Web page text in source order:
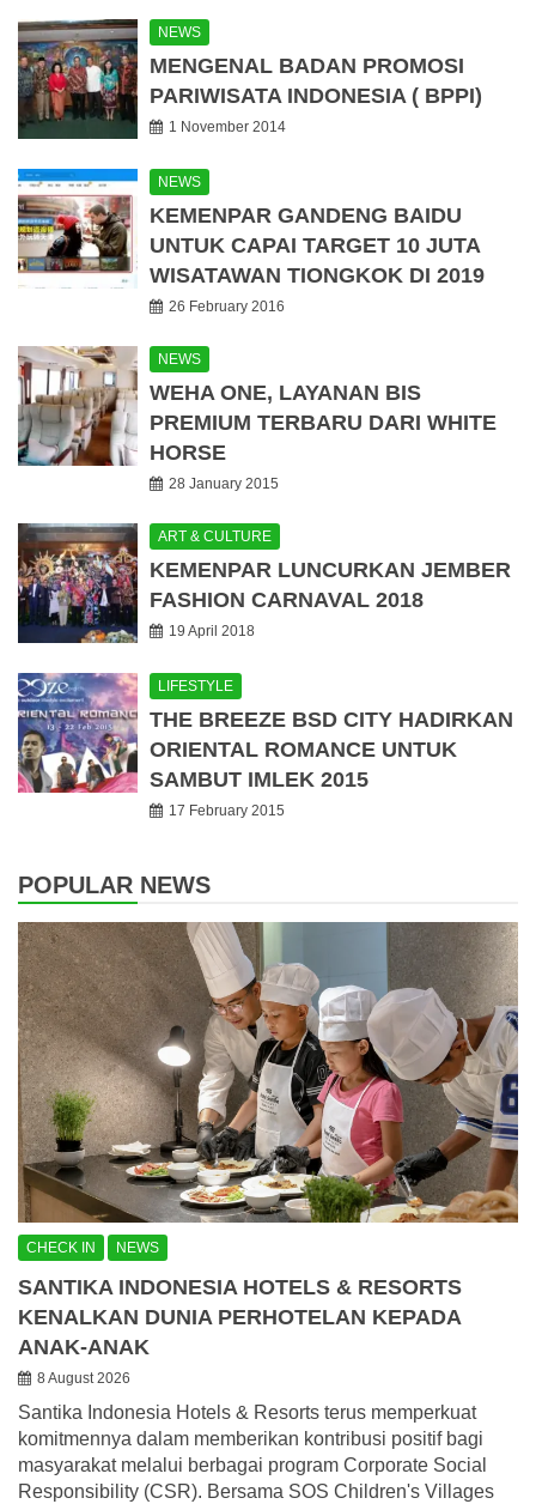
NEWS
MENGENAL BADAN PROMOSI
PARIWISATA INDONESIA ( BPPI)
1 November 2014
NEWS
KEMENPAR GANDENG BAIDU
UNTUK CAPAI TARGET 10 JUTA
WISATAWAN TIONGKOK DI 2019
26 February 2016
NEWS
WEHA ONE, LAYANAN BIS
PREMIUM TERBARU DARI WHITE
HORSE
28 January 2015
ART & CULTURE
KEMENPAR LUNCURKAN JEMBER
FASHION CARNAVAL 2018
19 April 2018
LIFESTYLE
THE BREEZE BSD CITY HADIRKAN
ORIENTAL ROMANCE UNTUK
SAMBUT IMLEK 2015
17 February 2015
POPULAR NEWS
CHECK IN NEWS
SANTIKA INDONESIA HOTELS & RESORTS
KENALKAN DUNIA PERHOTELAN KEPADA
ANAK-ANAK
8 August 2026
Santika Indonesia Hotels & Resorts terus memperkuat
komitmennya dalam memberikan kontribusi positif bagi
masyarakat melalui berbagai program Corporate Social
Responsibility (CSR). Bersama SOS Children's Villages